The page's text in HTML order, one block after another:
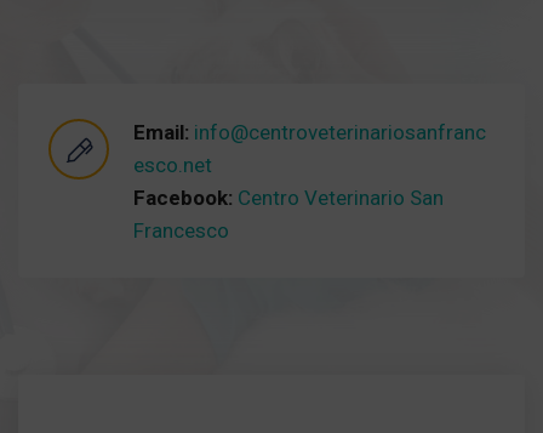
Email: info@centroveterinariosanfranc
esco.net
Facebook: Centro Veterinario San
Francesco